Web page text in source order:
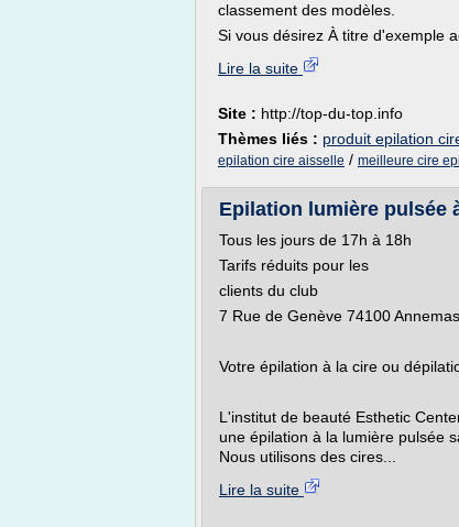
classement des modèles.
Si vous désirez À titre d'exemple
Lire la suite
Site : http://top-du-top.info
Thèmes liés : produit epilation
epilation cire aisselle / meilleure cire
Epilation lumière pulsée
Tous les jours de 17h à 18h
Tarifs réduits pour les
clients du club
7 Rue de Genève 74100
Votre épilation à la cire ou
L'institut de beauté Esthetic
une épilation à la lumière pulsée
Nous utilisons des cires...
Lire la suite